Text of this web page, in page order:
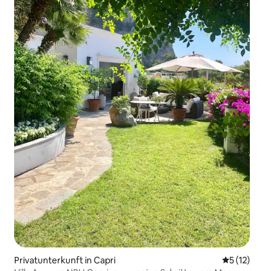
Privatunterkunft in Capri
5 (12)